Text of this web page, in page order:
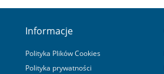
Informacje
Polityka Plików Cookies
Polityka prywatności